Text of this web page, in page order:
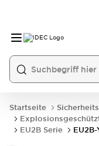
Startseite
EU2B Serie
EU2B-